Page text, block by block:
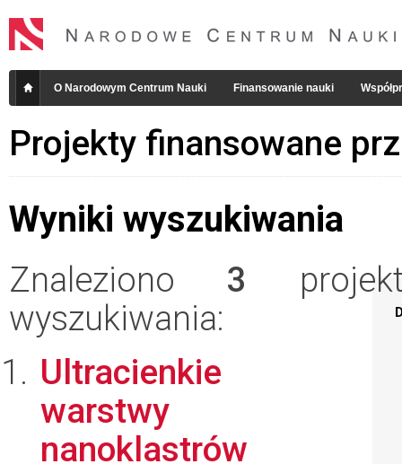
O Narodowym Centrum Nauki Finansowanie nauki
Projekty finansowane
Wyniki wyszukiwania
Znaleziono 3
wyszukiwania:
Ultracienkie
warstwy
nanoklastrów